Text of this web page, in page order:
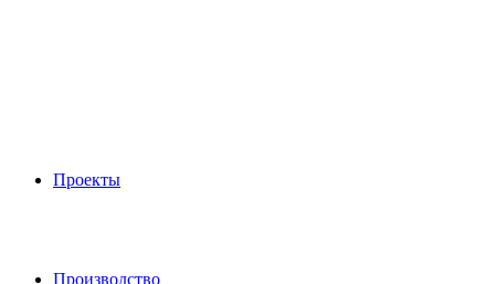
Проекты
Производство